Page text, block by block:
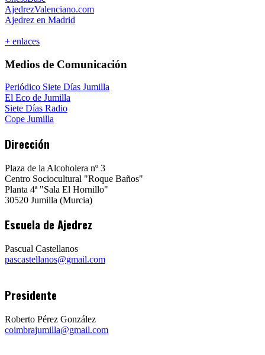
AjedrezValenciano.com
Ajedrez en Madrid
+ enlaces
Medios de Comunicación
Periódico Siete Días Jumilla
El Eco de Jumilla
Siete Días Radio
Cope Jumilla
Dirección
Plaza de la Alcoholera nº 3
Centro Sociocultural "Roque Baños"
Planta 4ª "Sala El Hornillo"
30520 Jumilla (Murcia)
Escuela de Ajedrez
Pascual Castellanos
pascastellanos@gmail.com
Presidente
Roberto Pérez González
coimbrajumilla@gmail.com